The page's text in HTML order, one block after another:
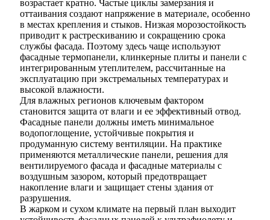
возрастает кратно. Частые циклы замерзания и
оттаивания создают напряжение в материале, особенно
в местах крепления и стыков. Низкая морозостойкость
приводит к растрескиванию и сокращению срока
службы фасада. Поэтому здесь чаще используют
фасадные термопанели, клинкерные плиты и панели с
интегрированным утеплителем, рассчитанные на
эксплуатацию при экстремальных температурах и
высокой влажности.
Для влажных регионов ключевым фактором
становится защита от влаги и ее эффективный отвод.
Фасадные панели должны иметь минимальное
водопоглощение, устойчивые покрытия и
продуманную систему вентиляции. На практике
применяются металлические панели, решения для
вентилируемого фасада и фасадные материалы с
воздушным зазором, который предотвращает
накопление влаги и защищает стены здания от
разрушения.
В жарком и сухом климате на первый план выходит